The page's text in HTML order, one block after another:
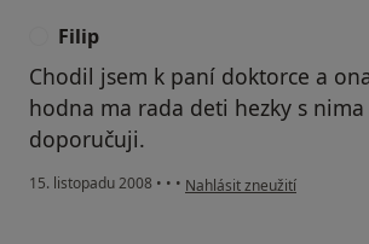
Filip
Chodil jsem k paní doktorce a
hodna ma rada deti hezky s
doporučuji.
15. listopadu 2008 • • • podle názoru uživatele Filip
Nahlásit zneužití